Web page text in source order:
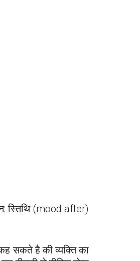
स्तिथि (mood after)
सकते है की व्यक्ति का